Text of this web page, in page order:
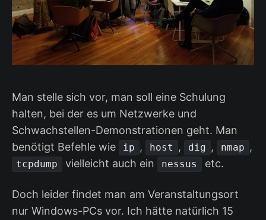
Man stelle sich vor, man soll eine Schulung
halten, bei der es um Netzwerke und
Schwachstellen-Demonstrationen geht. Man
benötigt Befehle wie
ip , host , dig , nmap ,
tcpdump vielleicht auch ein nessus etc.
Doch leider findet man am Veranstaltungsort
nur Windows-PCs vor. Ich hätte natürlich 15